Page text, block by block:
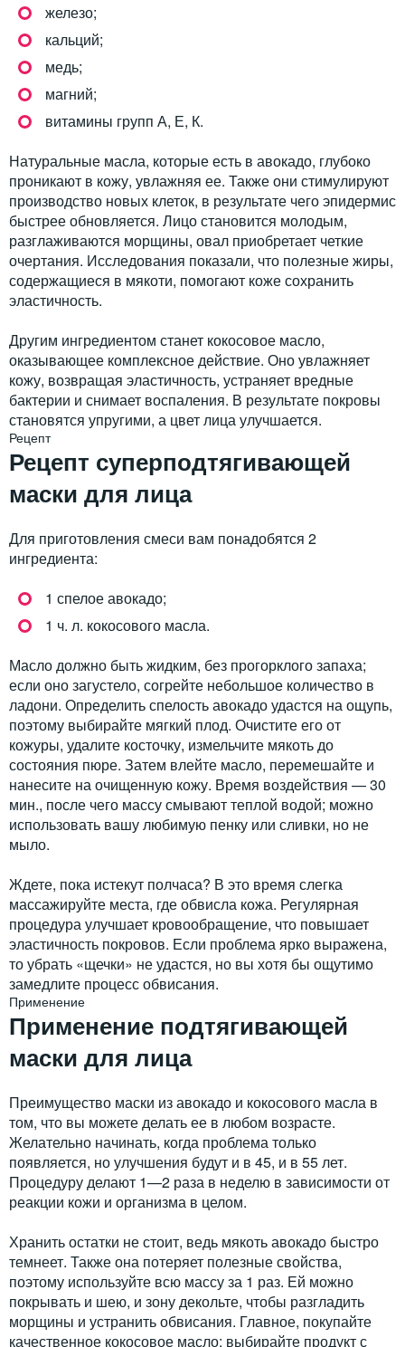
железо;
кальций;
медь;
магний;
витамины групп А, Е, К.
Натуральные масла, которые есть в авокадо, глубоко
проникают в кожу, увлажняя ее. Также они стимулируют
производство новых клеток, в результате чего эпидермис
быстрее обновляется. Лицо становится молодым,
разглаживаются морщины, овал приобретает четкие
очертания. Исследования показали, что полезные жиры,
содержащиеся в мякоти, помогают коже сохранить
эластичность.
Другим ингредиентом станет кокосовое масло,
оказывающее комплексное действие. Оно увлажняет
кожу, возвращая эластичность, устраняет вредные
бактерии и снимает воспаления. В результате покровы
становятся упругими, а цвет лица улучшается.
Рецепт
Рецепт суперподтягивающей
маски для лица
Для приготовления смеси вам понадобятся 2
ингредиента:
1 спелое авокадо;
1 ч. л. кокосового масла.
Масло должно быть жидким, без прогорклого запаха;
если оно загустело, согрейте небольшое количество в
ладони. Определить спелость авокадо удастся на ощупь,
поэтому выбирайте мягкий плод. Очистите его от
кожуры, удалите косточку, измельчите мякоть до
состояния пюре. Затем влейте масло, перемешайте и
нанесите на очищенную кожу. Время воздействия — 30
мин., после чего массу смывают теплой водой; можно
использовать вашу любимую пенку или сливки, но не
мыло.
Ждете, пока истекут полчаса? В это время слегка
массажируйте места, где обвисла кожа. Регулярная
процедура улучшает кровообращение, что повышает
эластичность покровов. Если проблема ярко выражена,
то убрать «щечки» не удастся, но вы хотя бы ощутимо
замедлите процесс обвисания.
Применение
Применение подтягивающей
маски для лица
Преимущество маски из авокадо и кокосового масла в
том, что вы можете делать ее в любом возрасте.
Желательно начинать, когда проблема только
появляется, но улучшения будут и в 45, и в 55 лет.
Процедуру делают 1—2 раза в неделю в зависимости от
реакции кожи и организма в целом.
Хранить остатки не стоит, ведь мякоть авокадо быстро
темнеет. Также она потеряет полезные свойства,
поэтому используйте всю массу за 1 раз. Ей можно
покрывать и шею, и зону декольте, чтобы разгладить
морщины и устранить обвисания. Главное, покупайте
качественное кокосовое масло: выбирайте продукт с